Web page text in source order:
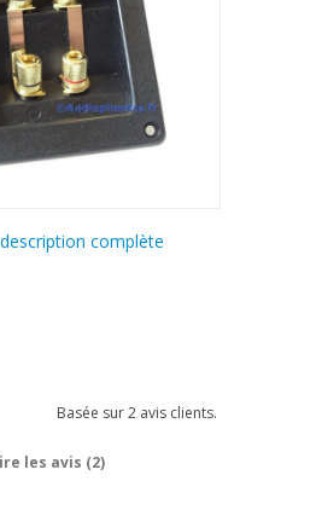
complète
Basée sur2 avis clients.
les avis (2)